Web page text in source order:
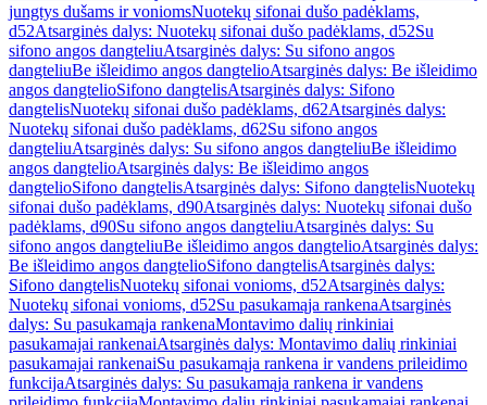
jungtys dušams ir voniomsNuotekų sifonai dušo padėklams,
d52Atsarginės dalys: Nuotekų sifonai dušo padėklams, d52Su
sifono angos dangteliuAtsarginės dalys: Su sifono angos
dangteliuBe išleidimo angos dangtelioAtsarginės dalys: Be išleidimo
angos dangtelioSifono dangtelisAtsarginės dalys: Sifono
dangtelisNuotekų sifonai dušo padėklams, d62Atsarginės dalys:
Nuotekų sifonai dušo padėklams, d62Su sifono angos
dangteliuAtsarginės dalys: Su sifono angos dangteliuBe išleidimo
angos dangtelioAtsarginės dalys: Be išleidimo angos
dangtelioSifono dangtelisAtsarginės dalys: Sifono dangtelisNuotekų
sifonai dušo padėklams, d90Atsarginės dalys: Nuotekų sifonai dušo
padėklams, d90Su sifono angos dangteliuAtsarginės dalys: Su
sifono angos dangteliuBe išleidimo angos dangtelioAtsarginės dalys:
Be išleidimo angos dangtelioSifono dangtelisAtsarginės dalys:
Sifono dangtelisNuotekų sifonai vonioms, d52Atsarginės dalys:
Nuotekų sifonai vonioms, d52Su pasukamąja rankenaAtsarginės
dalys: Su pasukamąja rankenaMontavimo dalių rinkiniai
pasukamajai rankenaiAtsarginės dalys: Montavimo dalių rinkiniai
pasukamajai rankenaiSu pasukamąja rankena ir vandens prileidimo
funkcijaAtsarginės dalys: Su pasukamąja rankena ir vandens